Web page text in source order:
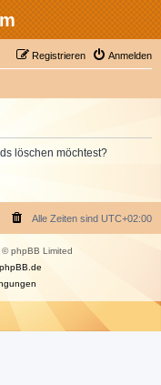
Anmelden
Registrieren
löschen möchtest?
Alle Zeiten sind UTC+02:00
phpBB Limited
phpBB.de